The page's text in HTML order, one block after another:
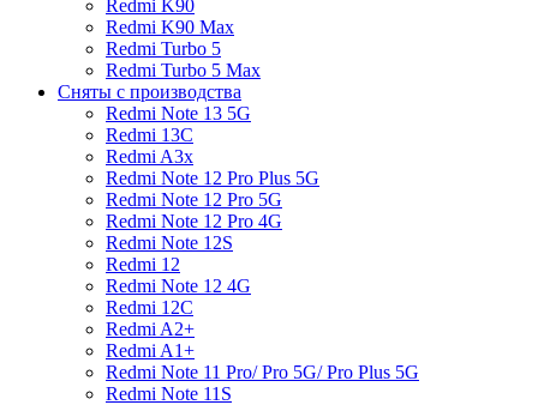
Redmi K90
Redmi K90 Max
Redmi Turbo 5
Redmi Turbo 5 Max
Сняты с производства
Redmi Note 13 5G
Redmi 13C
Redmi A3x
Redmi Note 12 Pro Plus 5G
Redmi Note 12 Pro 5G
Redmi Note 12 Pro 4G
Redmi Note 12S
Redmi 12
Redmi Note 12 4G
Redmi 12C
Redmi A2+
Redmi A1+
Redmi Note 11 Pro/ Pro 5G/ Pro Plus 5G
Redmi Note 11S